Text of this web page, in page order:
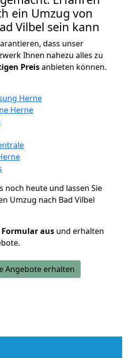
ein Umzug von
Vilbel sein kann
dass unser
Ihnen nahezu alles zu
Preisanbieten können.
Herne
Herne
noch heute und lassen Sie
Umzug nach Bad Vilbel
Formular aus und erhalten
Angebote erhalten